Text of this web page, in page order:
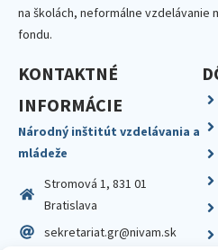
na školách, neformálne vzdelávanie
fondu.
KONTAKTNÉ
INFORMÁCIE
Národný inštitút vzdelávania a
mládeže
Stromová 1, 831 01
Bratislava
sekretariat.gr@nivam.sk